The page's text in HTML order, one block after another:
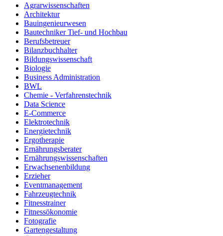
Agrarwissenschaften
Architektur
Bauingenieurwesen
Bautechniker Tief- und Hochbau
Berufsbetreuer
Bilanzbuchhalter
Bildungswissenschaft
Biologie
Business Administration
BWL
Chemie - Verfahrenstechnik
Data Science
E-Commerce
Elektrotechnik
Energietechnik
Ergotherapie
Ernährungsberater
Ernährungswissenschaften
Erwachsenenbildung
Erzieher
Eventmanagement
Fahrzeugtechnik
Fitnesstrainer
Fitnessökonomie
Fotografie
Gartengestaltung